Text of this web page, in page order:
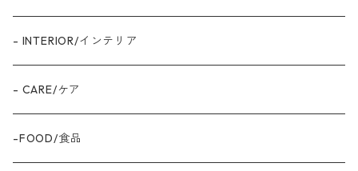
- INTERIOR/インテリア
- CARE/ケア
-FOOD/食品